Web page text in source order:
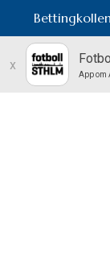
x
App om